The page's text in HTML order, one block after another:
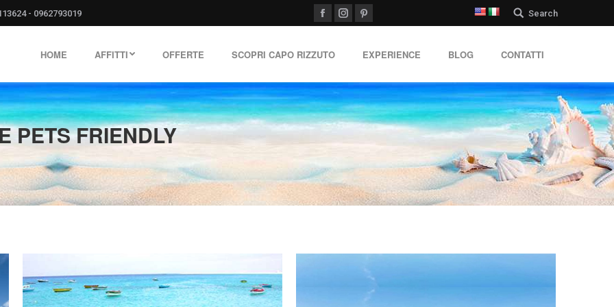
- 0962793019 Facebook
InstagramPinterest Search:Search
HOME AFFITTI OFFERTE SCOPRI CAPO RIZZUTO EXPERIENCE BLOG CONTATTI
PETS FRIENDLY